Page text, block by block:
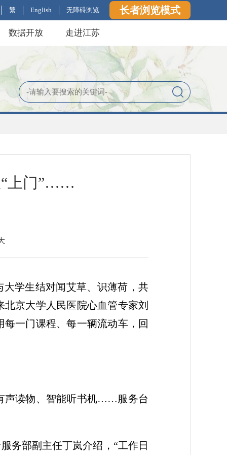
繁 English 无障碍浏览 长者浏览模式
数据开放 走进江苏
“上门”……
学生结对闻艾草、识薄荷，共
京大学人民医院心血管专家刘
一门课程、每一辆流动车，回
声读物、智能听书机……服务台
务部副主任丁岚介绍，“工作日